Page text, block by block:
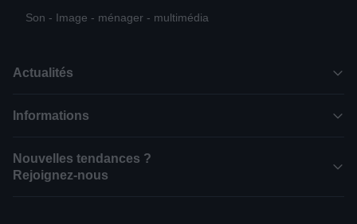
Son - Image - ménager - multimédia
Actualités
Informations
Nouvelles tendances ?
Rejoignez-nous